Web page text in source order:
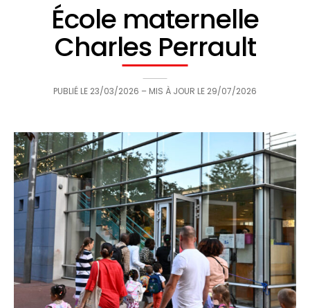
École maternelle
Charles Perrault
PUBLIÉ LE 23/03/2026 – MIS À JOUR LE 29/07/2026